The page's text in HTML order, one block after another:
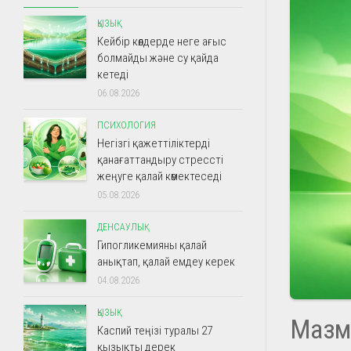
ҚЫЗЫҚ
Кейбір көлдерде неге ағыс
болмайды және су қайда
кетеді
06.08.2026
ПСИХОЛОГИЯ
Негізгі қажеттіліктерді
қанағаттандыру стрессті
жеңуге қалай көмектеседі
05.08.2026
ДЕНСАУЛЫҚ
Гипогликемияны қалай
анықтап, қалай емдеу керек
04.08.2026
ҚЫЗЫҚ
Каспий теңізі туралы 27
қызықты дерек